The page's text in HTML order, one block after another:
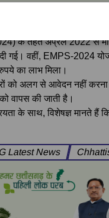
श्रीनिवास वर्मा ने
के तहत अप्रैल 2022 से
गई। वहीं, EMPS-2024
का लाभ मिला।
को अलग से आवेदन नहीं
को वापस की जाती है।
के साथ, विशेषज्ञ मानते हैं
Latest News